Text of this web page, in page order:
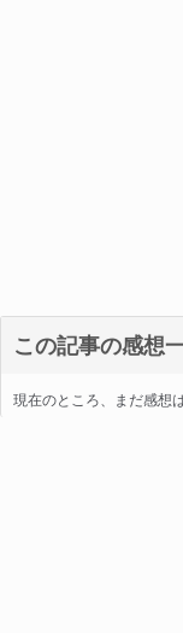
この記事の感想
現在のところ、まだ感想